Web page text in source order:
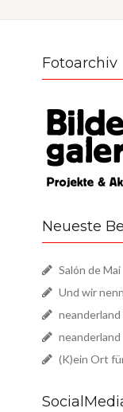
Fotoarchiv
Neueste
Salón de Mai
Und wir
neanderland
(K)ein Ort